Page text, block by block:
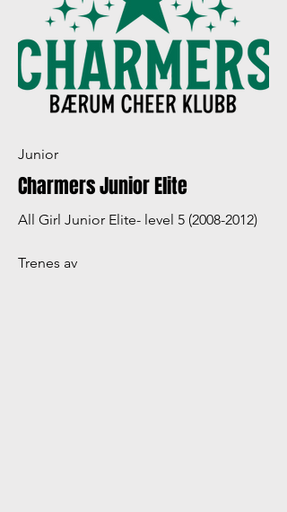
Junior
Charmers Junior Elite
All Girl Junior Elite- level 5 (2008-2012)
Trenes av